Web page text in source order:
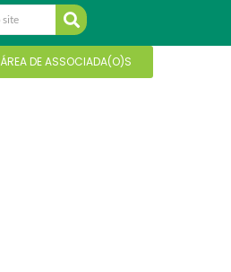
ÁREA DE ASSOCIADA(O)S